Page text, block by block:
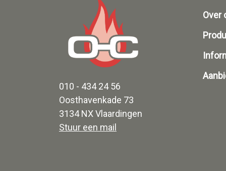
010 - 434 24 56
Oosthavenkade 73
3134 NX Vlaardingen
Stuur een mail
Over